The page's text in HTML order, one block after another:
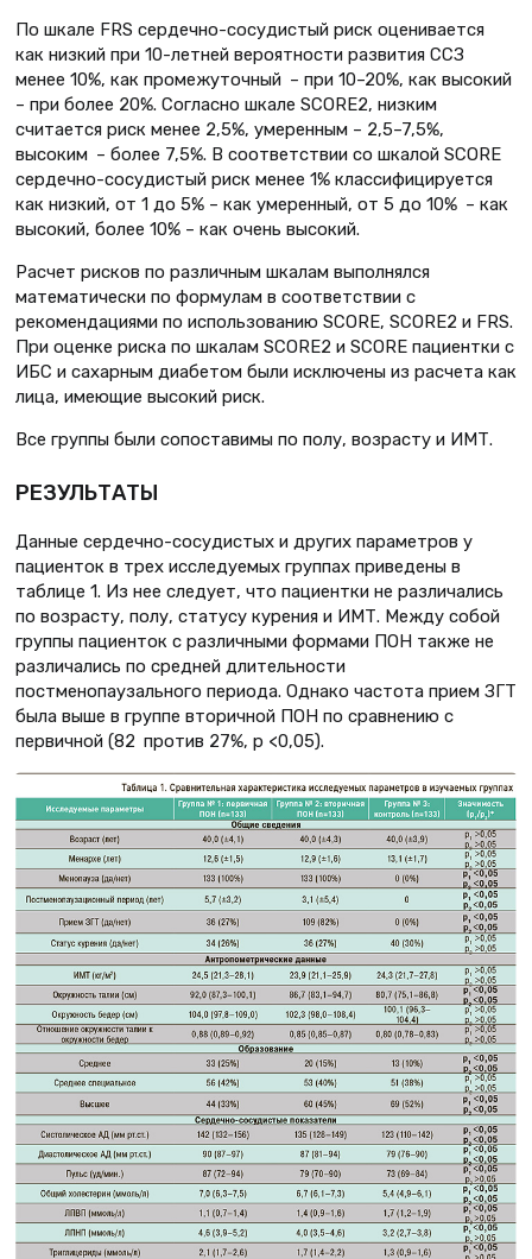
По шкале FRS сердечно-сосудистый риск оценивается
как низкий при 10-летней вероятности развития ССЗ
менее 10%, как промежуточный – при 10–20%, как высокий
– при более 20%. Согласно шкале SCORE2, низким
считается риск менее 2,5%, умеренным – 2,5–7,5%,
высоким – более 7,5%. В соответствии со шкалой SCORE
сердечно-сосудистый риск менее 1% классифицируется
как низкий, от 1 до 5% – как умеренный, от 5 до 10% – как
высокий, более 10% – как очень высокий.
Расчет рисков по различным шкалам выполнялся
математически по формулам в соответствии с
рекомендациями по использованию SCORE, SCORE2 и FRS.
При оценке риска по шкалам SCORE2 и SCORE пациентки с
ИБС и сахарным диабетом были исключены из расчета как
лица, имеющие высокий риск.
Все группы были сопоставимы по полу, возрасту и ИМТ.
РЕЗУЛЬТАТЫ
Данные сердечно-сосудистых и других параметров у
пациенток в трех исследуемых группах приведены в
таблице 1. Из нее следует, что пациентки не различались
по возрасту, полу, статусу курения и ИМТ. Между собой
группы пациенток с различными формами ПОН также не
различались по средней длительности
постменопаузального периода. Однако частота прием ЗГТ
была выше в группе вторичной ПОН по сравнению с
первичной (82 против 27%, р <0,05).